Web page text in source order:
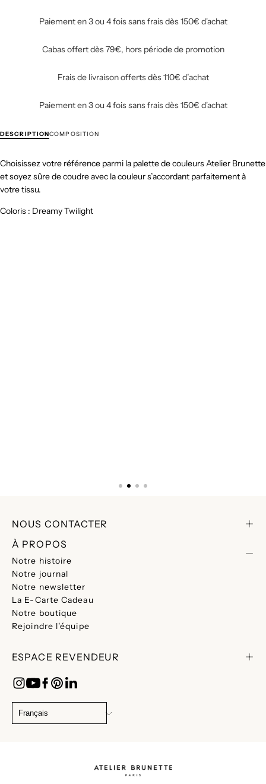
Paiement en 3 ou 4 fois sans frais dès 150€ d'achat
Cabas offert dès 79€, hors période de promotion
Frais de livraison offerts dès 110€ d’achat
Paiement en 3 ou 4 fois sans frais dès 150€ d'achat
DESCRIPTIONCOMPOSITION
Choisissez votre référence parmi la palette de couleurs Atelier Brunette
et soyez sûre de coudre avec la couleur s’accordant parfaitement à
votre tissu.
Coloris : Dreamy Twilight
NOUS CONTACTER
À PROPOS
Notre histoire
Notre journal
Notre newsletter
La E-Carte Cadeau
Notre boutique
Rejoindre l'équipe
ESPACE REVENDEUR
CHANGER
DE
LANGUE
Français